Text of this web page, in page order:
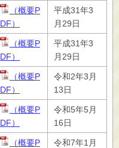
（概要P
DF）
平成31年3
月29日
（概要P
DF）
平成31年3
月29日
（概要P
DF）
令和2年3月
13日
（概要P
DF）
令和5年5月
16日
（概要P 令和7年1月